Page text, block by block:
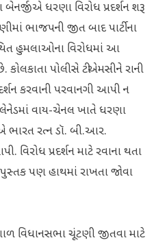
બેનર્જીએ ધરણા વિરોધ પ્રદર્શન શરૂ
ભાજપની જીત બાદ પાર્ટીના
હુમલાઓના વિરોધમાં આ
કોલકાતા પોલીસે ટીએમસીને રાની
કરવાની પરવાનગી આપી ન
વાય-ચેનલ ખાતે ધરણા
ભારત રત્ન ડૉ. બી.આર.
વિરોધ પ્રદર્શન માટે રવાના થતા
પણ હાથમાં રાખતા જોવા
વિધાનસભા ચૂંટણી જીતવા માટે